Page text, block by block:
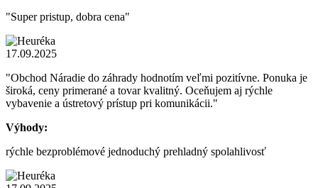
"Super pristup, dobra cena"
17.09.2025
"Obchod Náradie do záhrady hodnotím veľmi pozitívne. Ponuka je
široká, ceny primerané a tovar kvalitný. Oceňujem aj rýchle
vybavenie a ústretový prístup pri komunikácii."
Výhody:
rýchle bezproblémové jednoduchý prehladný spolahlivosť